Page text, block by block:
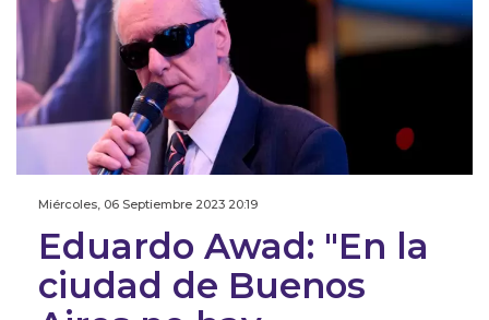
Miércoles, 06 Septiembre 2023 20:19
Eduardo Awad: "En la
ciudad de Buenos